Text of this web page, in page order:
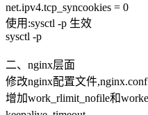
net.ipv4.tcp_syncookies = 0
使用:sysctl -p 生效
sysctl -p
二、nginx层面
修改nginx配置文件,nginx.conf
增加work_rlimit_nofile和